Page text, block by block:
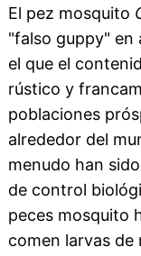
El pez mosquito
"falso guppy" en
el que el
rústico y
poblaciones
alrededor del
menudo han
de control
peces mosquito
comen larvas de